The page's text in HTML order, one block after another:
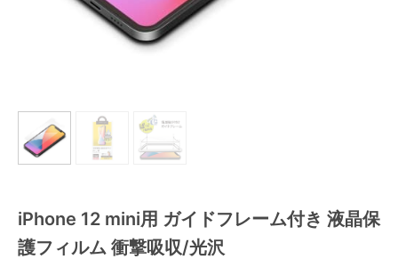
iPhone 12 mini用 ガイドフレーム付き 液晶保
護フィルム 衝撃吸収/光沢